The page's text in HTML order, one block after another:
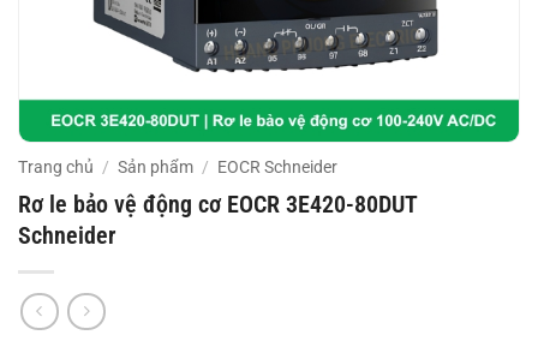
Trang chủ / Sản phẩm / EOCR Schneider
Rơ le bảo vệ động cơ EOCR 3E420-80DUT
Schneider